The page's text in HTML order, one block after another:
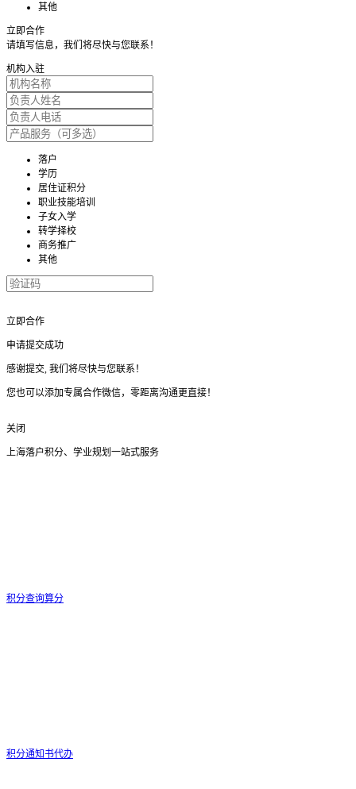
其他
立即合作
请填写信息，我们将尽快与您联系！
机构入驻
落户
学历
居住证积分
职业技能培训
子女入学
转学择校
商务推广
其他
立即合作
申请提交成功
感谢提交, 我们将尽快与您联系！
您也可以添加专属合作微信，零距离沟通更直接！
关闭
上海落户积分、学业规划一站式服务
积分查询算分
积分通知书代办